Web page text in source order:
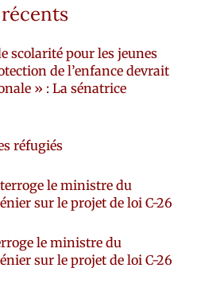
scolarité pour les jeunes
de l’enfance devrait
» : La sénatrice
réfugiés
le ministre du
sur le projet de loi C-26
le ministre du
sur le projet de loi C-26